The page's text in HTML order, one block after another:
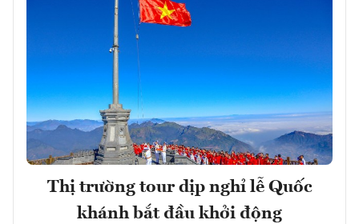
Thị trường tour dịp nghỉ lễ Quốc
khánh bắt đầu khởi động